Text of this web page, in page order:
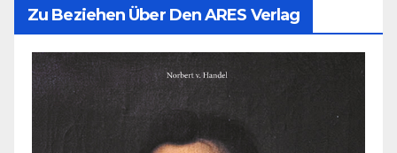
Zu Beziehen Über Den ARES Verlag